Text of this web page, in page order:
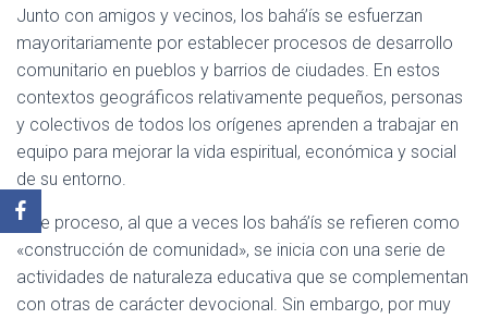
Junto con amigos y vecinos, los bahá’ís se esfuerzan
mayoritariamente por establecer procesos de desarrollo
comunitario en pueblos y barrios de ciudades. En estos
contextos geográficos relativamente pequeños, personas
y colectivos de todos los orígenes aprenden a trabajar en
equipo para mejorar la vida espiritual, económica y social
de su entorno.
Este proceso, al que a veces los bahá’ís se refieren como
«construcción de comunidad», se inicia con una serie de
actividades de naturaleza educativa que se complementan
con otras de carácter devocional. Sin embargo, por muy